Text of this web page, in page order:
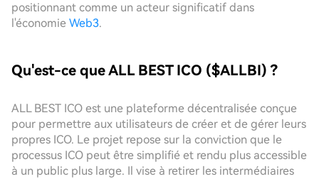
positionnant comme un acteur significatif dans
l'économie Web3.
Qu'est-ce que ALL BEST ICO ($ALLBI) ?
ALL BEST ICO est une plateforme décentralisée conçue
pour permettre aux utilisateurs de créer et de gérer leurs
propres ICO. Le projet repose sur la conviction que le
processus ICO peut être simplifié et rendu plus accessible
à un public plus large. Il vise à retirer les intermédiaires